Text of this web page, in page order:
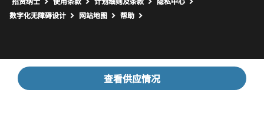
查看供应情况
数字化无障碍设计
网站地图 打开新窗口
帮助